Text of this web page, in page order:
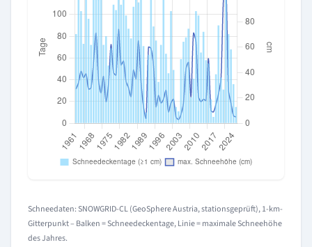
Schneedaten: SNOWGRID-CL (GeoSphere Austria, stationsgeprüft), 1-km-
Gitterpunkt – Balken = Schneedeckentage, Linie = maximale Schneehöhe
des Jahres.